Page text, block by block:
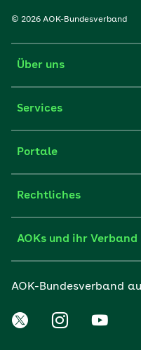
© 2026 AOK-Bundesverband
Über uns
Services
Portale
Rechtliches
AOKs und ihr Verband
AOK-Bundesverband